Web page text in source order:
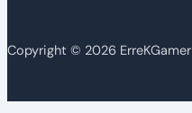
Copyright © 2026 ErreKGamer